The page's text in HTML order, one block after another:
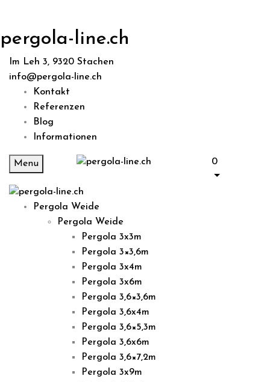
pergola-line.ch
Im Leh 3, 9320 Stachen
info@pergola-line.ch
Kontakt
Referenzen
Blog
Informationen
Menu 0
Pergola Weide
Pergola Weide
Pergola 3x3m
Pergola 3×3,6m
Pergola 3x4m
Pergola 3x6m
Pergola 3,6×3,6m
Pergola 3,6x4m
Pergola 3,6×5,3m
Pergola 3,6x6m
Pergola 3,6×7,2m
Pergola 3x9m